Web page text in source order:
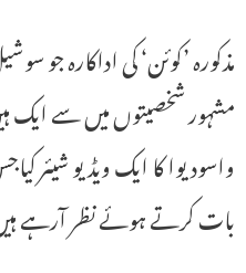
مذکورہ ’کوئن‘ کی اداکارہ جو
مشہور شخصیتوں میں سے ایک
واسودیوا کا ایک ویڈیو شیئر
بات کرتے ہوئے نظر آرہے